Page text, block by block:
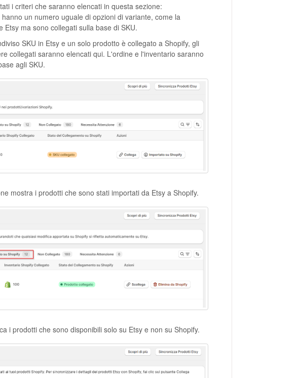
i criteri che saranno elencati in questa sezione:
un numero uguale di opzioni di variante, come la
ma sono collegati sulla base di SKU.
SKU in Etsy e un solo prodotto è collegato a Shopify, gli
collegati saranno elencati qui. L'ordine e l'inventario saranno
agli SKU.
mostra i prodotti che sono stati importati da Etsy a Shopify.
i prodotti che sono disponibili solo su Etsy e non su Shopify.